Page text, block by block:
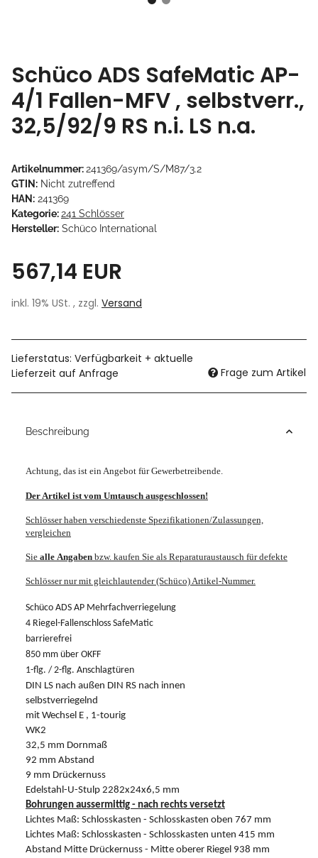
Schüco ADS SafeMatic AP-
4/1 Fallen-MFV , selbstverr.,
32,5/92/9 RS n.i. LS n.a.
Artikelnummer:241369/asym/S/M87/3.2
GTIN: Nicht zutreffend
HAN: 241369
Kategorie:241 Schlösser
Hersteller: Schüco International
567,14 EUR
inkl. 19% USt. , zzgl. Versand
Lieferstatus: Verfügbarkeit + aktuelle
Lieferzeit auf Anfrage
Frage zum Artikel
Beschreibung
Achtung, das ist ein Angebot für Gewerbetreibende.
Der Artikel ist vom Umtausch ausgeschlossen!
Schlösser haben verschiedenste Spezifikationen/Zulassungen,
vergleichen
Sie alle Angaben bzw. kaufen Sie als Reparaturaustausch für defekte
Schlösser nur mit gleichlautender (Schüco) Artikel-Nummer.
Schüco ADS AP Mehrfachverriegelung
4 Riegel-Fallenschloss SafeMatic
barrierefrei
850 mm über OKFF
1-flg. / 2-flg. Anschlagtüren
DIN LS nach außen DIN RS nach innen
selbstverriegelnd
mit Wechsel E , 1-tourig
WK2
32,5 mm Dornmaß
92 mm Abstand
9 mm Drückernuss
Edelstahl-U-Stulp 2282x24x6,5 mm
Bohrungen aussermittig - nach rechts versetzt
Lichtes Maß: Schlosskasten - Schlosskasten oben 767 mm
Lichtes Maß: Schlosskasten - Schlosskasten unten 415 mm
Abstand Mitte Drückernuss - Mitte oberer Riegel 938 mm